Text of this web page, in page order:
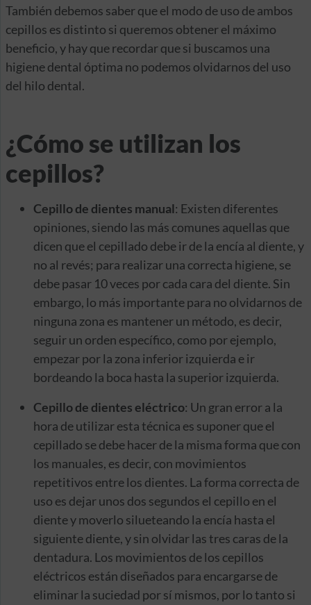
También debemos saber que el modo de uso de ambos
cepillos es distinto si queremos obtener el máximo
beneficio, y hay que recordar que si buscamos una
higiene dental óptima no podemos olvidarnos del uso
del hilo dental.
¿Cómo se utilizan los
cepillos?
Cepillo de dientes manual: Existen diferentes
opiniones, siendo las más comunes aquellas que
dicen que el cepillado debe ir de la encía al diente, y
no al revés; para realizar una correcta higiene, se
debe pasar 10 veces por cada cara del diente. Sin
embargo, lo más importante para no olvidarnos de
ninguna zona es mantener un método, es decir,
seguir un orden específico, como por ejemplo,
empezar por la zona inferior izquierda e ir
bordeando la boca hasta la superior izquierda.
Cepillo de dientes eléctrico: Un gran error a la
hora de utilizar esta técnica es suponer que el
cepillado se debe hacer de la misma forma que con
los manuales, es decir, con movimientos
repetitivos entre los dientes. La forma correcta de
uso es dejar unos dos segundos el cepillo en el
diente y moverlo silueteando la encía hasta el
siguiente diente, y sin olvidar las tres caras de la
dentadura. Los movimientos de los cepillos
eléctricos están diseñados para encargarse de
eliminar la suciedad por sí mismos, por lo tanto si